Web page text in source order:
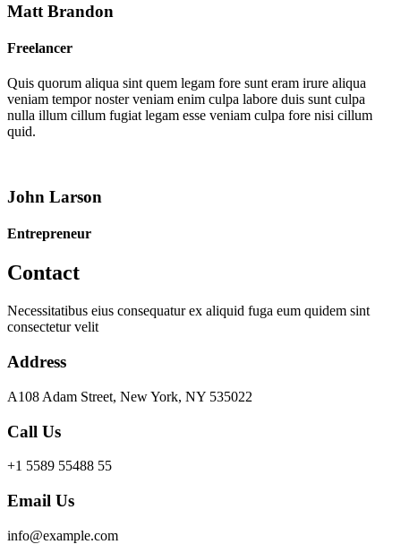
Matt Brandon
Freelancer
Quis quorum aliqua sint quem legam fore sunt eram irure aliqua
veniam tempor noster veniam enim culpa labore duis sunt culpa
nulla illum cillum fugiat legam esse veniam culpa fore nisi cillum
quid.
John Larson
Entrepreneur
Contact
Necessitatibus eius consequatur ex aliquid fuga eum quidem sint
consectetur velit
Address
A108 Adam Street, New York, NY 535022
Call Us
+1 5589 55488 55
Email Us
info@example.com